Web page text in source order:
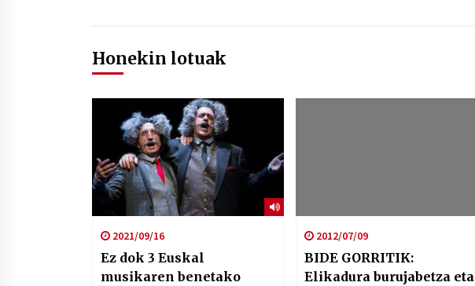
Honekin lotuak
2021/09/16
Ez dok 3 Euskal
musikaren benetako
2012/07/09
BIDE GORRITIK:
Elikadura burujabetza eta